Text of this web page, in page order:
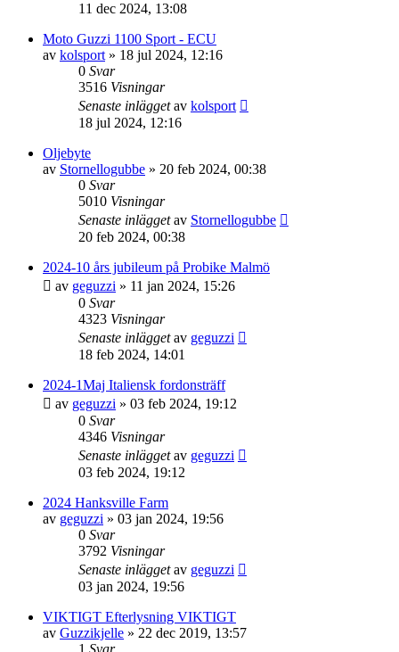
11 dec 2024, 13:08
Moto Guzzi 1100 Sport - ECU
av kolsport » 18 jul 2024, 12:16
0 Svar
3516 Visningar
Senaste inläggetav kolsport
18 jul 2024, 12:16
Oljebyte
av Stornellogubbe » 20 feb 2024, 00:38
0 Svar
5010 Visningar
Senaste inläggetav Stornellogubbe
20 feb 2024, 00:38
2024-10 års jubileum på Probike Malmö
av geguzzi » 11 jan 2024, 15:26
0 Svar
4323 Visningar
Senaste inläggetav geguzzi
18 feb 2024, 14:01
2024-1Maj Italiensk fordonsträff
av geguzzi » 03 feb 2024, 19:12
0 Svar
4346 Visningar
Senaste inläggetav geguzzi
03 feb 2024, 19:12
2024 Hanksville Farm
av geguzzi » 03 jan 2024, 19:56
0 Svar
3792 Visningar
Senaste inläggetav geguzzi
03 jan 2024, 19:56
VIKTIGT Efterlysning VIKTIGT
av Guzzikjelle » 22 dec 2019, 13:57
1 Svar